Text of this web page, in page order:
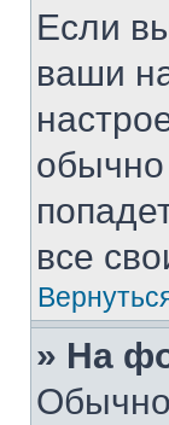
Если
ваши
все
» На